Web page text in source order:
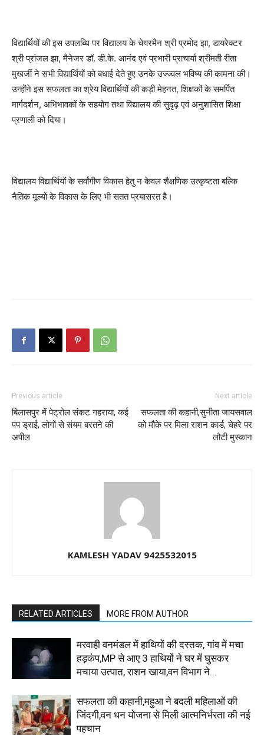
विद्यार्थियों की इस उपलब्धि पर विद्यालय के चेयरमैन श्री प्रमोद झा, डायरेक्टर
श्री प्रांजल झा, मैनेजर डॉ. डी.के. आनंद एवं प्रभारी प्राचार्या श्रीमती रीता
मुखर्जी ने सभी विद्यार्थियों को बधाई देते हुए उनके उज्ज्वल भविष्य की कामना की।
उन्होंने इस सफलता का श्रेय विद्यार्थियों की कड़ी मेहनत, शिक्षकों के समर्पित
मार्गदर्शन, अभिभावकों के सहयोग तथा विद्यालय की सुदृढ़ एवं अनुशासित शिक्षा
प्रणाली को दिया।
विद्यालय विद्यार्थियों के सर्वांगीण विकास हेतु न केवल शैक्षणिक उत्कृष्टता बल्कि
नैतिक मूल्यों के विकास के लिए भी सतत प्रयासरत है।
Previous article
बिलासपुर में पेट्रोल संकट गहराया, कई
पंप ड्राई, लोगों से संयम बरतने की
अपील
Next article
सफलता की कहानी,सुनीता जायसवाल
को मौके पर मिला राशन कार्ड, चेहरे पर
लौटी मुस्कान
KAMLESH YADAV 9425532015
RELATED ARTICLES MORE FROM AUTHOR
मरवाही वनमंडल में हाथियों की दस्तक, गांव में मचा
हड़कंप,MP से आए 3 हाथियों ने घर में घुसकर
मचाया उत्पात, राशन खाया,वन विभाग ने...
सफलता की कहानी,महुआ ने बदली महिलाओं की
जिंदगी,वन धन योजना से मिली आत्मनिर्भरता की नई
पहचान